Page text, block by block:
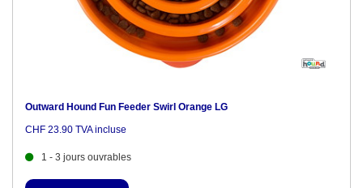
Outward Hound Fun Feeder Swirl Orange LG
CHF 23.90 TVA incluse
1 - 3 jours ouvrables